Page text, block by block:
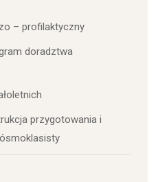
– profilaktyczny
doradztwa
przygotowania i